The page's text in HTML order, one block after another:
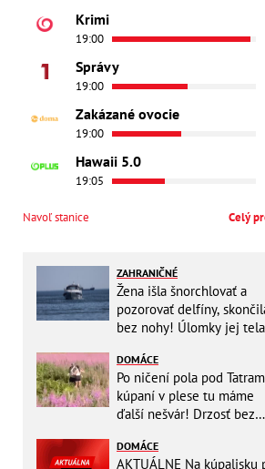
Krimi
19:00
Správy
19:00
Zakázané ovocie
19:00
Hawaii 5.0
19:05
Navoľ stanice Celý
ZAHRANIČNÉ
Žena išla šnorchlovať a
pozorovať delfíny,
bez nohy! Úlomky jej tela
DOMÁCE
Po ničení pola pod
kúpaní v plese tu máme
ďalší nešvár! Drzosť bez
vošla do...
DOMÁCE
AKTUÁLNE Na kúpalisku